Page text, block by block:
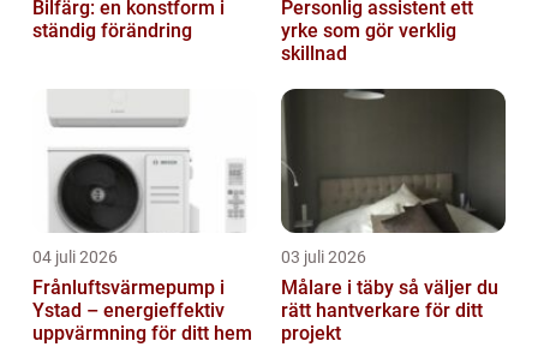
Bilfärg: en konstform i
ständig förändring
Personlig assistent ett
yrke som gör verklig
skillnad
04 juli 2026
Frånluftsvärmepump i
Ystad – energieffektiv
uppvärmning för ditt hem
03 juli 2026
Målare i täby så väljer du
rätt hantverkare för ditt
projekt